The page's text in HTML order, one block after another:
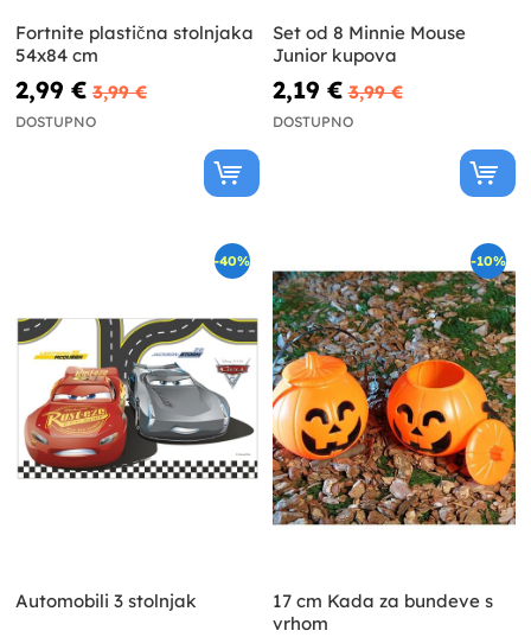
Fortnite plastična stolnjaka
54x84 cm
2,99 € 3,99 €
DOSTUPNO
Set od 8 Minnie Mouse
Junior kupova
2,19 € 3,99 €
DOSTUPNO
-40%
Automobili 3 stolnjak
-10%
17 cm Kada za bundeve s
vrhom